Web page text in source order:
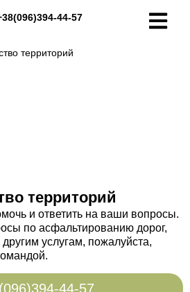
44-57
территорий
территорий
и ответить на ваши вопросы.
по асфальтированию дорог,
другим услугам, пожалуйста,
44-57